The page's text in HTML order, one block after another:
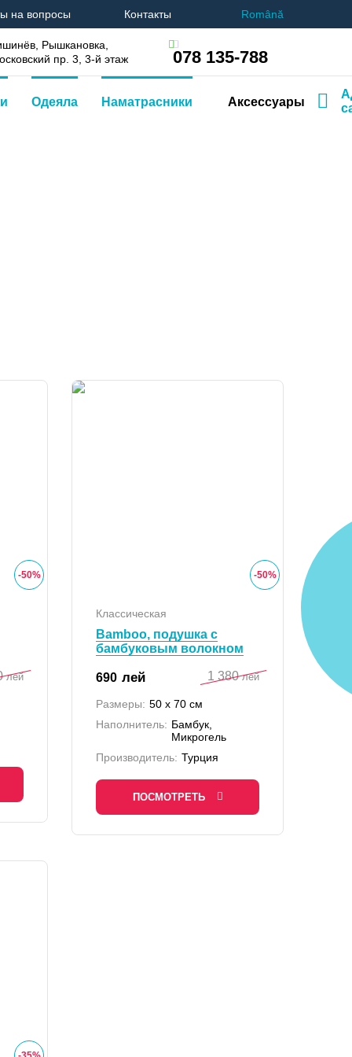
на вопросы Контакты Română
Рышкановка,
пр. 3, 3-й этаж
078 135-788
Одеяла Наматрасники Аксессуары
-50%
лей
-50%
Классическая
Bamboo, подушка с
бамбуковым волокном
690 лей 1 380 лей
Размеры: 50 x 70 см
Наполнитель: Бамбук,
Микрогель
Производитель: Турция
ПОСМОТРЕТЬ